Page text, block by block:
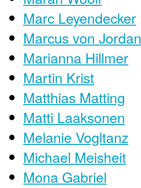
Marc Leyendecker
Marcus von Jordan
Marianna Hillmer
Martin Krist
Matthias Matting
Matti Laaksonen
Melanie Vogltanz
Michael Meisheit
Mona Gabriel